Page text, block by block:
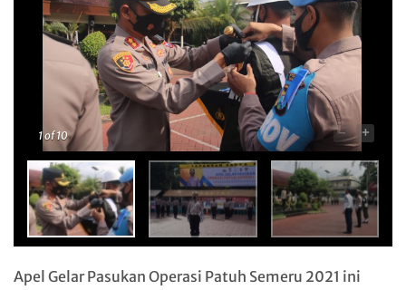
1of 10 - +
Apel Gelar Pasukan Operasi Patuh Semeru 2021 ini